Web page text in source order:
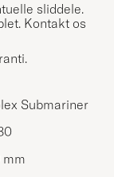
sliddele.
Kontakt os
Submariner
mm